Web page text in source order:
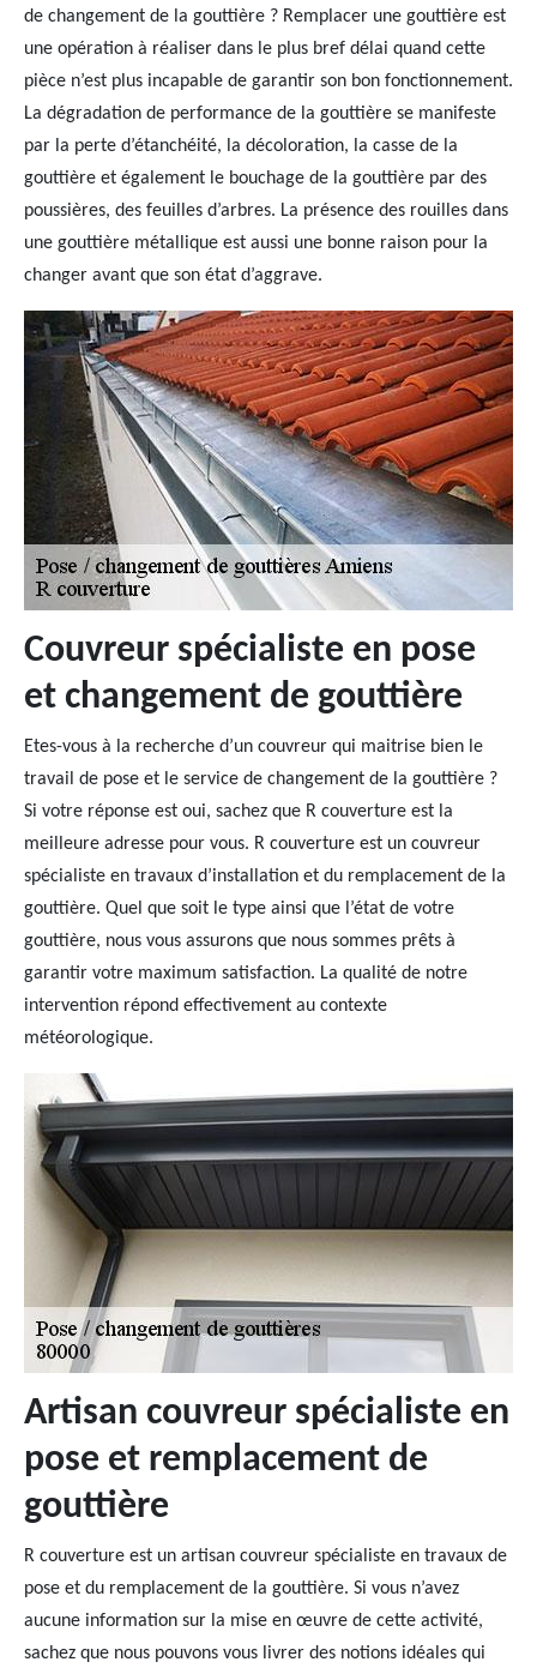
de changement de la gouttière ? Remplacer une gouttière est
une opération à réaliser dans le plus bref délai quand cette
pièce n’est plus incapable de garantir son bon fonctionnement.
La dégradation de performance de la gouttière se manifeste
par la perte d’étanchéité, la décoloration, la casse de la
gouttière et également le bouchage de la gouttière par des
poussières, des feuilles d’arbres. La présence des rouilles dans
une gouttière métallique est aussi une bonne raison pour la
changer avant que son état d’aggrave.
Couvreur spécialiste en pose
et changement de gouttière
Etes-vous à la recherche d’un couvreur qui maitrise bien le
travail de pose et le service de changement de la gouttière ?
Si votre réponse est oui, sachez que R couverture est la
meilleure adresse pour vous. R couverture est un couvreur
spécialiste en travaux d’installation et du remplacement de la
gouttière. Quel que soit le type ainsi que l’état de votre
gouttière, nous vous assurons que nous sommes prêts à
garantir votre maximum satisfaction. La qualité de notre
intervention répond effectivement au contexte
météorologique.
Artisan couvreur spécialiste en
pose et remplacement de
gouttière
R couverture est un artisan couvreur spécialiste en travaux de
pose et du remplacement de la gouttière. Si vous n’avez
aucune information sur la mise en œuvre de cette activité,
sachez que nous pouvons vous livrer des notions idéales qui